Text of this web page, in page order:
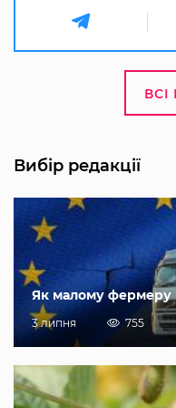
ВСІ
Вибір редакції
Як малому фермеру
3 липня 755